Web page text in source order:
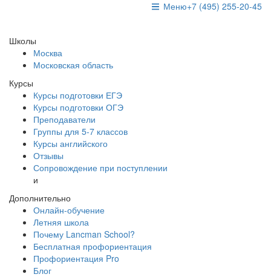
+7 (495) 255-20-45
Меню
Школы
Москва
Московская область
Курсы
Курсы подготовки ЕГЭ
Курсы подготовки ОГЭ
Преподаватели
Группы для 5-7 классов
Курсы английского
Отзывы
Сопровождение при поступлении
и
Дополнительно
Онлайн-обучение
Летняя школа
Почему Lancman School?
Бесплатная профориентация
Профориентация Pro
Блог